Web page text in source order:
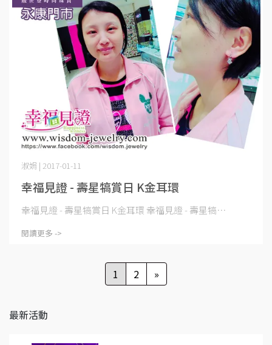
幸福見證 - 壽星犒賞日 K金耳環
淑娟 | 2017-01-11
幸福見證 - 壽星犒賞日 K金耳環 幸福見證 - 壽星犒⋯
閱讀更多 ->
1 2 »
最新活動